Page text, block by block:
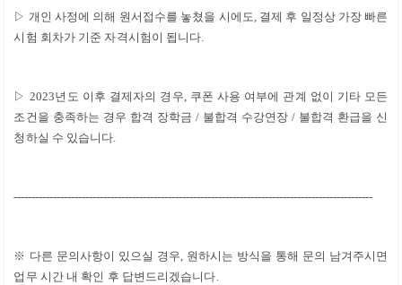
▷ 개인 사정에 의해 원서접수를 놓쳤을 시에도, 결제 후 일정상 가장 빠른
시험 회차가 기준 자격시험이 됩니다.
▷2023년도 이후 결제자의 경우, 쿠폰 사용 여부에 관계 없이 기타 모든
조건을 충족하는 경우 합격 장학금/ 불합격 수강연장/ 불합격 환급을 신
청하실 수 있습니다.
----------------------------------------------------------------------------------------------------
※ 다른 문의사항이 있으실 경우, 원하시는 방식을 통해 문의 남겨주시면
업무 시간 내 확인 후 답변드리겠습니다.